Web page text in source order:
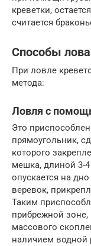
креветки,
считается
Способы
При ловле
метода:
Ловля с
Это
прямоугольник,
которого
мешка, длиной 3-
опускается на
веревок,
Таким
прибрежной зоне,
массового
наличием водной